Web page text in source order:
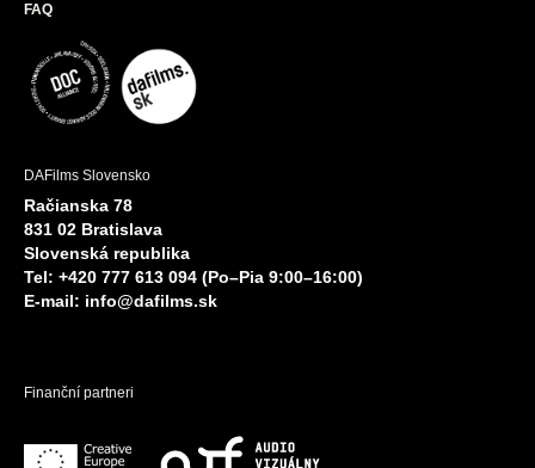
FAQ
DAFilms Slovensko
Račianska 78
831 02 Bratislava
Slovenská republika
Tel: +420 777 613 094 (Po–Pia 9:00–16:00)
E-mail: info@dafilms.sk
Finanční partneri